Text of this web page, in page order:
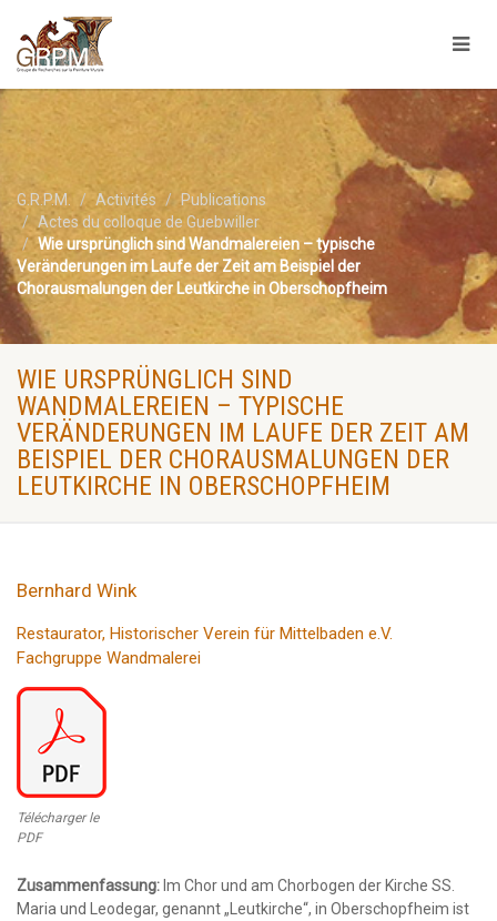
G.R.P.M. Activités
Publications
Actes du colloque de Guebwiller
Wie ursprünglich sind Wandmalereien – typische
Veränderungen im Laufe der Zeit am Beispiel der
Chorausmalungen der Leutkirche in Oberschopfheim
WIE URSPRÜNGLICH SIND
WANDMALEREIEN – TYPISCHE
VERÄNDERUNGEN IM LAUFE DER ZEIT AM
BEISPIEL DER CHORAUSMALUNGEN DER
LEUTKIRCHE IN OBERSCHOPFHEIM
Bernhard Wink
Restaurator, Historischer Verein für Mittelbaden e.V.
Fachgruppe Wandmalerei
Télécharger le
PDF
Zusammenfassung: Im Chor und am Chorbogen der Kirche SS.
Maria und Leodegar, genannt „Leutkirche“, in Oberschopfheim ist